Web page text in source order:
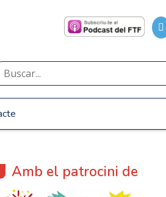
Amb el patrocini de